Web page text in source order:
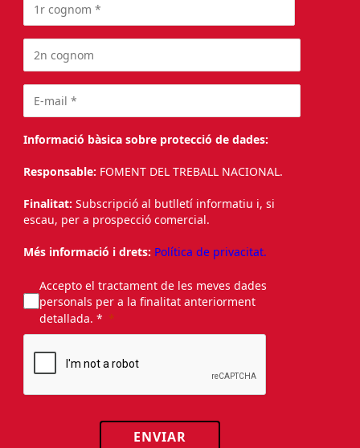
Informació bàsica sobre protecció de dades:
Responsable: FOMENT DEL TREBALL NACIONAL.
Finalitat: Subscripció al butlletí informatiu i, si
escau, per a prospecció comercial.
Més informació i drets: Política de privacitat.
Accepto el tractament de les meves dades
personals per a la finalitat anteriorment
detallada. *
ENVIAR